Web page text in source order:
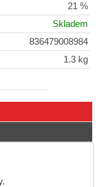
21 %
Skladem
836479008984
1.3 kg